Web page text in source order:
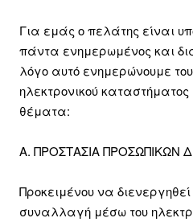
Για εμάς ο πελάτης είναι
πάντα ενημερωμένος και
λόγο αυτό ενημερώνουμε
ηλεκτρονικού
θέματα:
Α. ΠΡΟΣΤΑΣΙΑ ΠΡΟΣΩΠΙΚΩΝ
Προκειμένου να
συναλλαγή μέσω του